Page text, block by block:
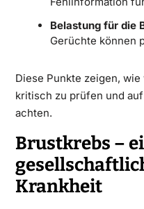
Belastung für die
Gerüchte können
Diese Punkte zeigen,
kritisch zu prüfen und
achten.
Brustkrebs –
Krankheit